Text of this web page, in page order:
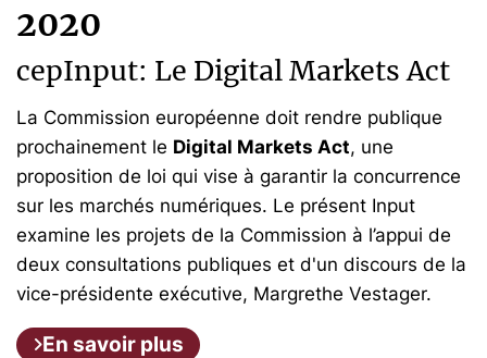
2020
cepInput: Le Digital Markets Act
La Commission européenne doit rendre publique
prochainement le Digital Markets Act, une
proposition de loi qui vise à garantir la concurrence
sur les marchés numériques. Le présent Input
examine les projets de la Commission à l’appui de
deux consultations publiques et d'un discours de la
vice-présidente exécutive, Margrethe Vestager.
En savoir plus